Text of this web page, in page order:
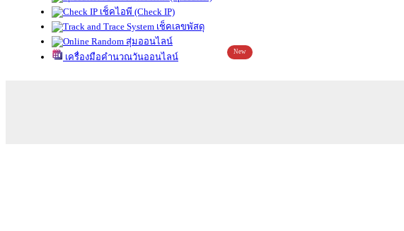
เช็คไอพี (Check IP)
เช็คเลขพัสดุ
สุ่มออนไลน์
เครื่องมือคำนวณวันออนไลน์
New